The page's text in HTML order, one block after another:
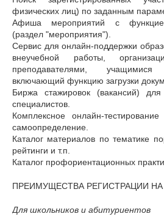
физических лиц) по заданным
Афиша мероприятий с функцией
(раздел "мероприятия").
Сервис для онлайн-поддержки
внеучебной работы,
преподавателями,
включающий функцию загрузки
Биржа стажировок (вакансий)
специалистов.
Комплексное онлайн-
самоопределение.
Каталог материалов по тематике
рейтинги и т.п.
Каталог профориентационных
ПРЕИМУЩЕСТВА РЕГИСТРАЦИИ НА
Для школьников и абитуриентов